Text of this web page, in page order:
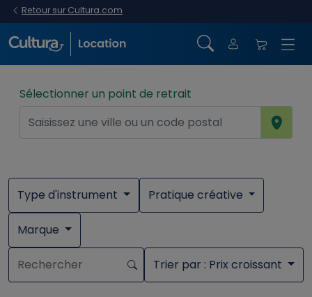
Retour sur Cultura.com
Sélectionner un point de retrait
Type d'instrument Pratique créative
Marque
Trier par : Prix croissant